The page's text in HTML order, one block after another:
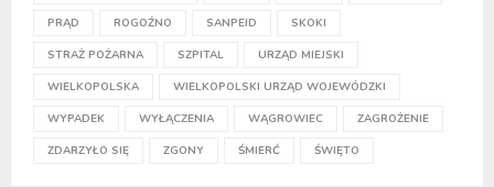
PRĄD ROGOŹNO SANPEID SKOKI
STRAŻ POŻARNA SZPITAL URZĄD MIEJSKI
WIELKOPOLSKA WIELKOPOLSKI URZĄD WOJEWÓDZKI
WYPADEK WYŁĄCZENIA WĄGROWIEC ZAGROŻENIE
ZDARZYŁO SIĘ ZGONY ŚMIERĆ ŚWIĘTO